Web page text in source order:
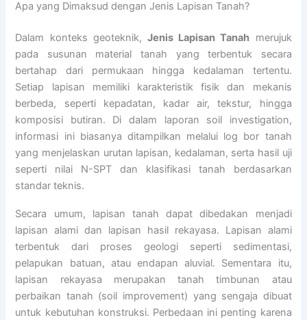
Apa yang Dimaksud dengan Jenis Lapisan Tanah?
Dalam konteks geoteknik, Jenis Lapisan Tanah merujuk
pada susunan material tanah yang terbentuk secara
bertahap dari permukaan hingga kedalaman tertentu.
Setiap lapisan memiliki karakteristik fisik dan mekanis
berbeda, seperti kepadatan, kadar air, tekstur, hingga
komposisi butiran. Di dalam laporan soil investigation,
informasi ini biasanya ditampilkan melalui log bor tanah
yang menjelaskan urutan lapisan, kedalaman, serta hasil uji
seperti nilai N-SPT dan klasifikasi tanah berdasarkan
standar teknis.
Secara umum, lapisan tanah dapat dibedakan menjadi
lapisan alami dan lapisan hasil rekayasa. Lapisan alami
terbentuk dari proses geologi seperti sedimentasi,
pelapukan batuan, atau endapan aluvial. Sementara itu,
lapisan rekayasa merupakan tanah timbunan atau
perbaikan tanah (soil improvement) yang sengaja dibuat
untuk kebutuhan konstruksi. Perbedaan ini penting karena